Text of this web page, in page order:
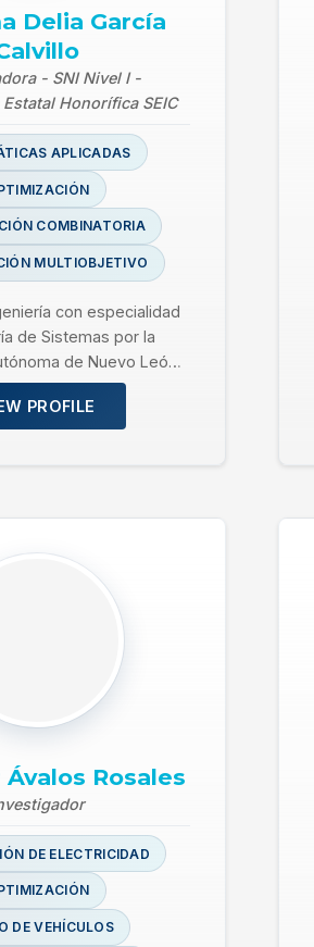
Delia García
- SNI Nivel I -
Honorífica SEIC
APLICADAS
COMBINATORIA
MULTIOBJETIVO
con especialidad
de Sistemas por la
de Nuevo León.
el grado de…
PROFILE
Rosales
DE ELECTRICIDAD
DE VEHÍCULOS